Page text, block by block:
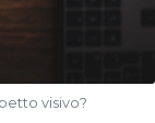
visivo?